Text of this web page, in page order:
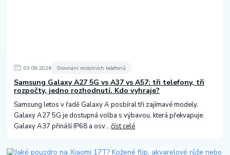
03.08.2026 Srovnání mobilních telefonů
Samsung Galaxy A27 5G vs A37 vs A57: tři telefony, tři
rozpočty, jedno rozhodnutí. Kdo vyhraje?
Samsung letos v řadě Galaxy A posbíral tři zajímavé modely.
Galaxy A27 5G je dostupná volba s výbavou, která překvapuje.
Galaxy A37 přináší IP68 a osv...číst celé